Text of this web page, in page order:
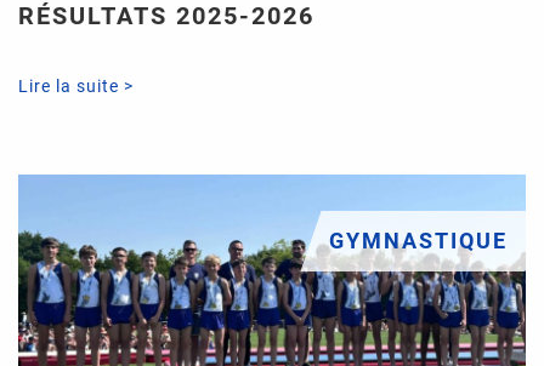
RÉSULTATS 2025-2026
Lire la suite >
GYMNASTIQUE